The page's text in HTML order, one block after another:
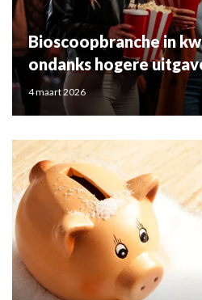
Bioscoopbranche in
ondanks hogere
4 maart 2026